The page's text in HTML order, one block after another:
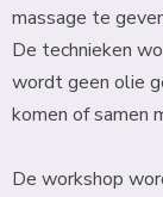
massage te
De technieken
wordt geen olie
komen of samen
De workshop